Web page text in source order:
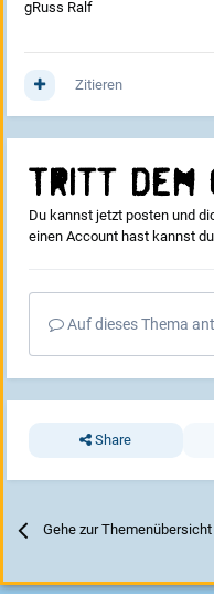
gRuss Ralf
Zitieren
Tritt dem
Du kannst jetzt posten und
einen Account hast kannst
Auf dieses Thema
Share
Gehe zur Themenübersicht